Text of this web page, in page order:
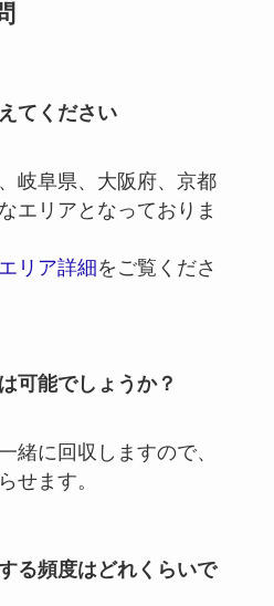
てください
岐阜県、大阪府、京都
エリアとなっておりま
リア詳細をご覧くださ
可能でしょうか？
緒に回収しますので、
せます。
る頻度はどれくらいで